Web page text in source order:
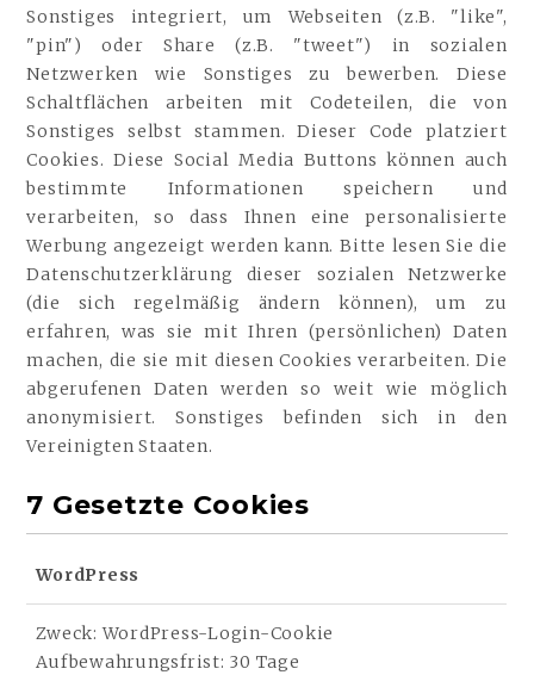
Sonstiges integriert, um Webseiten (z.B. "like",
"pin") oder Share (z.B. "tweet") in sozialen
Netzwerken wie Sonstiges zu bewerben. Diese
Schaltflächen arbeiten mit Codeteilen, die von
Sonstiges selbst stammen. Dieser Code platziert
Cookies. Diese Social Media Buttons können auch
bestimmte Informationen speichern und
verarbeiten, so dass Ihnen eine personalisierte
Werbung angezeigt werden kann. Bitte lesen Sie die
Datenschutzerklärung dieser sozialen Netzwerke
(die sich regelmäßig ändern können), um zu
erfahren, was sie mit Ihren (persönlichen) Daten
machen, die sie mit diesen Cookies verarbeiten. Die
abgerufenen Daten werden so weit wie möglich
anonymisiert. Sonstiges befinden sich in den
Vereinigten Staaten.
7 Gesetzte Cookies
WordPress
Zweck: WordPress-Login-Cookie
Aufbewahrungsfrist: 30 Tage